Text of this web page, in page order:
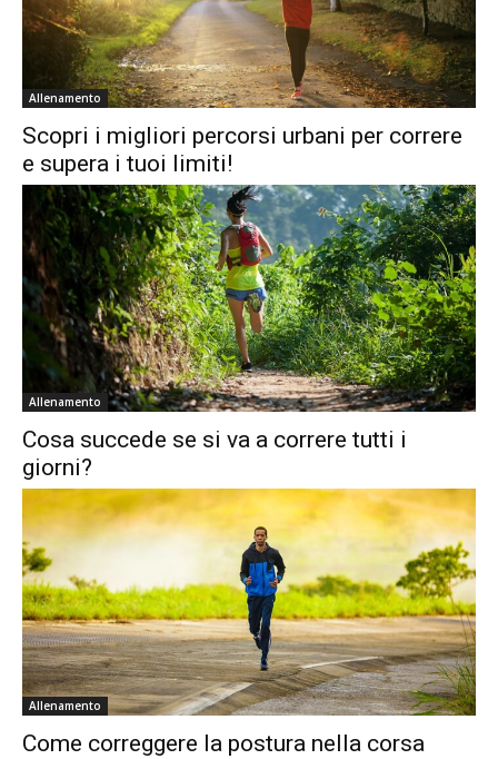
Allenamento
Scopri i migliori percorsi urbani per correre
e supera i tuoi limiti!
Allenamento
Cosa succede se si va a correre tutti i
giorni?
Allenamento
Come correggere la postura nella corsa